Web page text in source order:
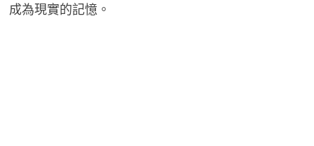
成為現實的記憶。